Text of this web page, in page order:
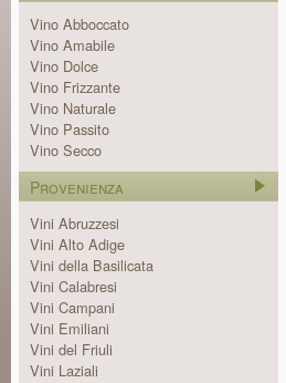
Vino Abboccato
Vino Amabile
Vino Dolce
Vino Frizzante
Vino Naturale
Vino Passito
Vino Secco
Provenienza
Vini Abruzzesi
Vini Alto Adige
Vini della Basilicata
Vini Calabresi
Vini Campani
Vini Emiliani
Vini del Friuli
Vini Laziali